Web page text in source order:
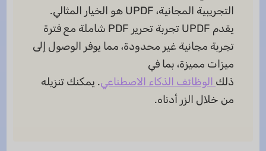
التجريبية المجانية، UPDF هو الخيار المثالي.
يقدم UPDF تجربة تحرير PDF شاملة مع فترة
تجربة مجانية غير محدودة، مما يوفر الوصول إلى
ميزات مميزة، بما في
ذلك الوظائف الذكاء الاصطناعي. يمكنك تنزيله
من خلال الزر أدناه.